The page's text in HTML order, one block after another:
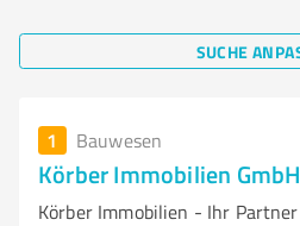
SUCHE
1 Bauwesen
Körber Immobilien GmbH
Körber Immobilien - Ihr